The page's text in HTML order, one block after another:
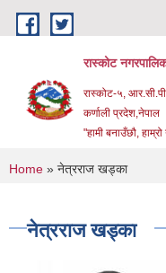
Skip to main content
रास्कोट
रास्कोट-५,
कर्णाली प्रदेश,नेपाल
"हामी बनाउँछौ,
You are here
Home » नेत्रराज खड्का
नेत्रराज खड्का